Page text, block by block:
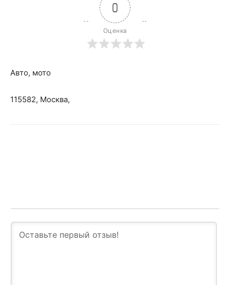
0
Оценка
Авто, мото
115582, Москва,